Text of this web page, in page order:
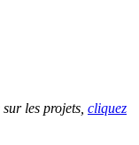
les projets, cliquez